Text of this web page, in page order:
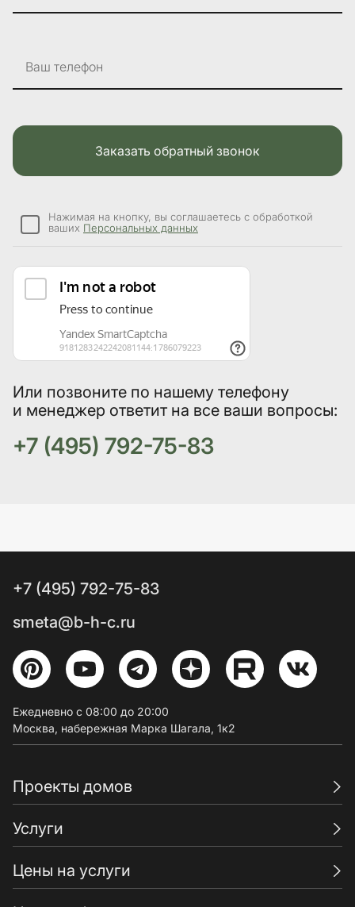
Или позвоните по нашему телефону
и менеджер ответит на все ваши вопросы:
+7 (495) 792-75-83
Ваш телефон
Заказать обратный звонок
Нажимая на кнопку, вы соглашаетесь с обработкой
ваших Персональных данных
Проекты домов
Услуги
Цены на услуги
+7 (495) 792-75-83
smeta@b-h-c.ru
Ежедневно с 08:00 до 20:00
Москва, набережная Марка Шагала, 1к2